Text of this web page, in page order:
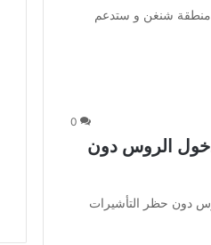
منطقة شنغن و ستدعم
0
دخول الروس دون
دون حظر التأشيرات